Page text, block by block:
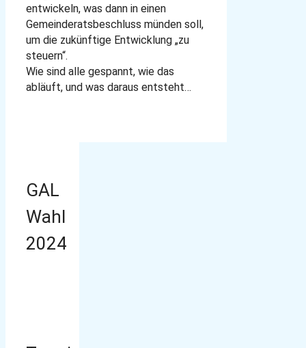
entwickeln, was dann in einen
Gemeinderatsbeschluss münden soll,
um die zukünftige Entwicklung „zu
steuern“.
Wie sind alle gespannt, wie das
abläuft, und was daraus entsteht…
GAL
Wahl
2024